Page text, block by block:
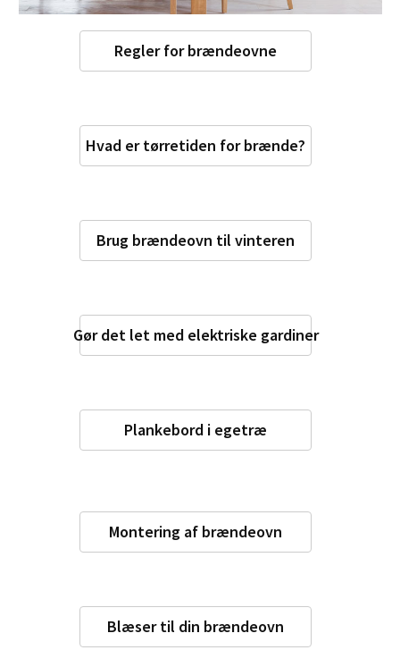
Regler for brændeovne
Hvad er tørretiden for brænde?
Brug brændeovn til vinteren
Gør det let med elektriske gardiner
Plankebord i egetræ
Montering af brændeovn
Blæser til din brændeovn